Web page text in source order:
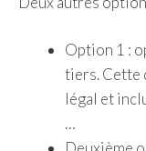
Option 1 :
tiers. Cette
légal et
…